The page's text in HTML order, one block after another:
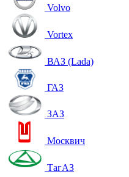
Volvo
Vortex
ВАЗ (Lada)
ГАЗ
ЗАЗ
Москвич
ТагАЗ